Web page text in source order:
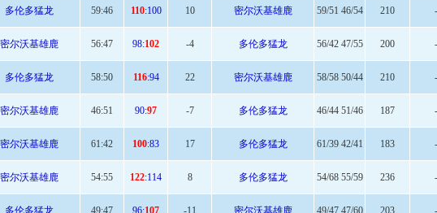
多伦多猛龙 59:46 110:100 10 密尔沃基雄鹿 59/51 46/54 210 -
密尔沃基雄鹿 56:47 98:102 -4 多伦多猛龙 56/42 47/55 200 -
多伦多猛龙 58:50 116:94 22 密尔沃基雄鹿 58/58 50/44 210 -
密尔沃基雄鹿 46:51 90:97 -7 多伦多猛龙 46/44 51/46 187 -
密尔沃基雄鹿 61:42 100:83 17 多伦多猛龙 61/39 42/41 183 -
密尔沃基雄鹿 54:55 122:114 8 多伦多猛龙 54/68 55/59 236 -